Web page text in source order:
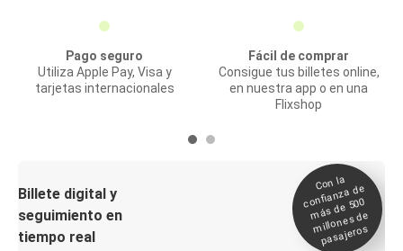
Pago seguro
Utiliza Apple Pay, Visa y
tarjetas internacionales
Fácil de comprar
Consigue tus billetes online,
en nuestra app o en una
Flixshop
Billete digital y
seguimiento en
tiempo real
Con la
confianza de
más de 500
millones de
pasajeros